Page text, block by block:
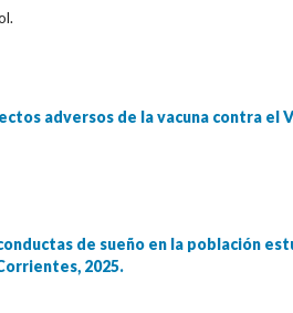
adversos de la vacuna contra el
de sueño en la población
2025.